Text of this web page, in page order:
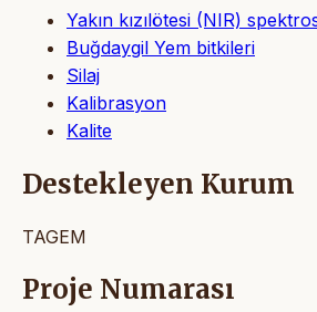
Yakın kızılötesi (NIR)
Buğdaygil Yem bitkileri
Silaj
Kalibrasyon
Kalite
Destekleyen Kurum
TAGEM
Proje Numarası